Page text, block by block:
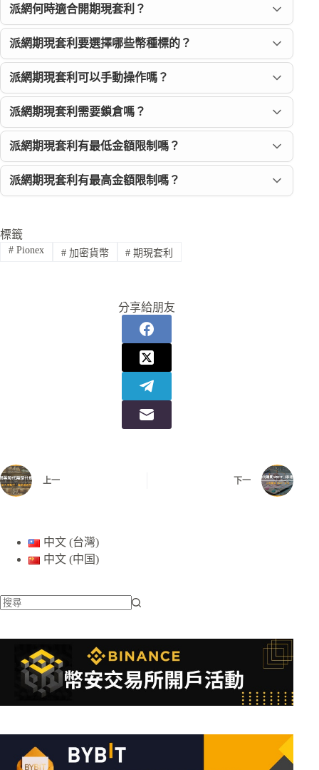
派網何時適合開期現套利？
派網期現套利要選擇哪些幣種標的？
派網期現套利可以手動操作嗎？
派網期現套利需要鎖倉嗎？
派網期現套利有最低金額限制嗎？
派網期現套利有最高金額限制嗎？
標籤
#Pionex #加密貨幣 # 期現套利
分享給朋友
上一 下一
中文 (台灣)
中文 (中国)
不
條